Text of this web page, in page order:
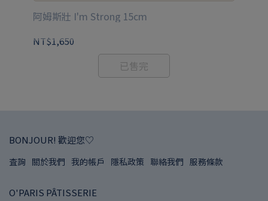
阿姆斯壯 I'm Strong 15cm
NT$1,650
已售完
BONJOUR! 歡迎您♡
查詢 關於我們 我的帳戶 隱私政策 聯絡我們 服務條款
O'PARIS PÂTISSERIE